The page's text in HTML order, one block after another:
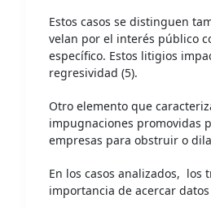
Estos casos se distinguen
velan por el interés público
específico. Estos litigios
regresividad (5).
Otro elemento que
impugnaciones promovidas
empresas para obstruir o
En los casos analizados, los
importancia de acercar